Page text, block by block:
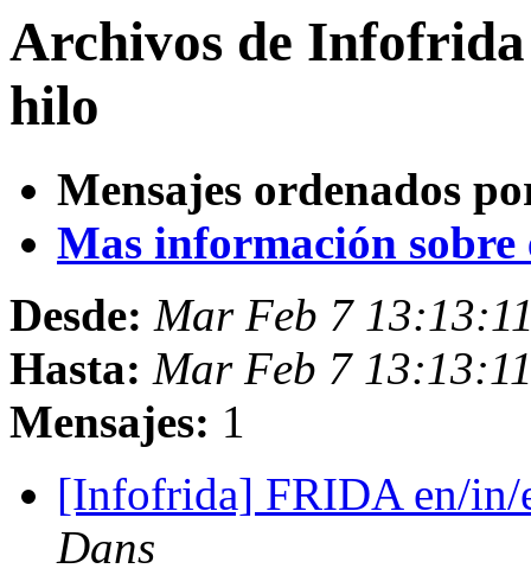
Archivos de
hilo
Mensajes ordenados
Mas información sobre
Desde: Mar Feb 7
Hasta: Mar Feb 7
Mensajes: 1
[Infofrida] FRIDA en/
Dans